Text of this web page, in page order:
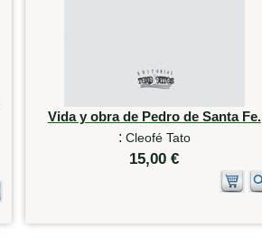
Vida y obra de Pedro de Santa Fe.
: Cleofé Tato
15,00 €